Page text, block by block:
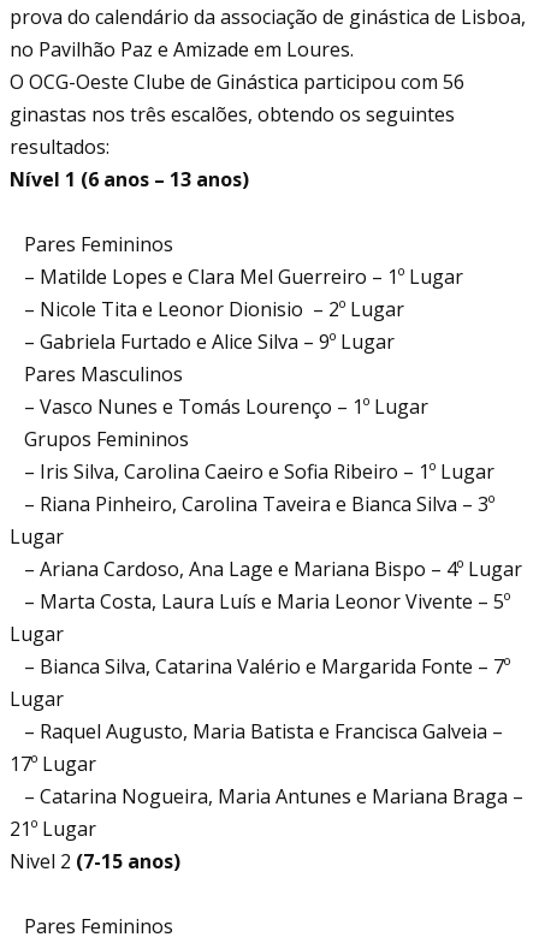
prova do calendário da associação de ginástica de Lisboa,
no Pavilhão Paz e Amizade em Loures.
O OCG-Oeste Clube de Ginástica participou com 56
ginastas nos três escalões, obtendo os seguintes
resultados:
Nível 1 (6 anos – 13 anos)
Pares Femininos
– Matilde Lopes e Clara Mel Guerreiro – 1º Lugar
– Nicole Tita e Leonor Dionisio – 2º Lugar
– Gabriela Furtado e Alice Silva – 9º Lugar
Pares Masculinos
– Vasco Nunes e Tomás Lourenço – 1º Lugar
Grupos Femininos
– Iris Silva, Carolina Caeiro e Sofia Ribeiro – 1º Lugar
– Riana Pinheiro, Carolina Taveira e Bianca Silva – 3º
Lugar
– Ariana Cardoso, Ana Lage e Mariana Bispo – 4º Lugar
– Marta Costa, Laura Luís e Maria Leonor Vivente – 5º
Lugar
– Bianca Silva, Catarina Valério e Margarida Fonte – 7º
Lugar
– Raquel Augusto, Maria Batista e Francisca Galveia –
17º Lugar
– Catarina Nogueira, Maria Antunes e Mariana Braga –
21º Lugar
Nivel 2 (7-15 anos)
Pares Femininos